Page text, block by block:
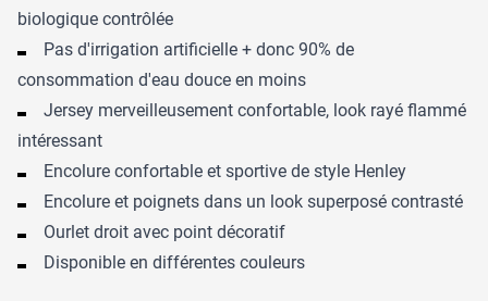
biologique contrôlée
Pas d'irrigation artificielle + donc 90% de
consommation d'eau douce en moins
Jersey merveilleusement confortable, look rayé flammé
intéressant
Encolure confortable et sportive de style Henley
Encolure et poignets dans un look superposé contrasté
Ourlet droit avec point décoratif
Disponible en différentes couleurs